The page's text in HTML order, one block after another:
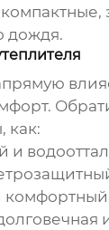
дождя.
как:
и